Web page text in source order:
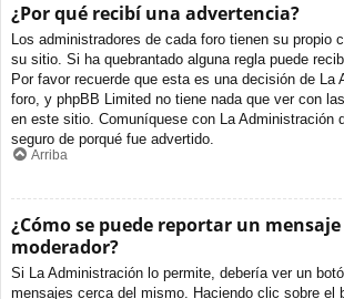
¿Por qué recibí una advertencia?
Los administradores de cada foro tienen su propio
su sitio. Si ha quebrantado alguna regla puede
Por favor recuerde que esta es una decisión de La
foro, y phpBB Limited no tiene nada que ver con
en este sitio. Comuníquese con La Administración
seguro de porqué fue advertido.
Arriba
¿Cómo se puede reportar un
moderador?
Si La Administración lo permite, debería ver un
mensajes cerca del mismo. Haciendo clic sobre el